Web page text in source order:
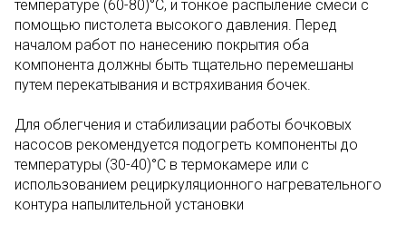
температуре (60-80)°С, и тонкое распыление смеси с
помощью пистолета высокого давления. Перед
началом работ по нанесению покрытия оба
компонента должны быть тщательно перемешаны
путем перекатывания и встряхивания бочек.
Для облегчения и стабилизации работы бочковых
насосов рекомендуется подогреть компоненты до
температуры (30-40)°С в термокамере или с
использованием рециркуляционного нагревательного
контура напылительной установки